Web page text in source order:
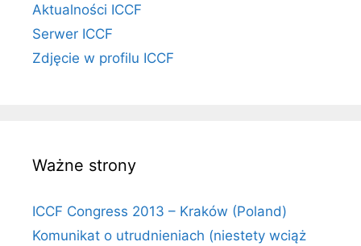
Aktualności ICCF
Serwer ICCF
Zdjęcie w profilu ICCF
Ważne strony
ICCF Congress 2013 – Kraków (Poland)
Komunikat o utrudnieniach (niestety wciąż